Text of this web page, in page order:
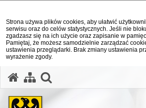
Strona używa plików cookies, aby ułatwić
serwisu oraz do celów statystycznych. Jeśli nie
zgadzasz się na ich użycie oraz zapisanie w
Pamiętaj, że możesz samodzielnie zarządzać
ustawienia przeglądarki. Brak zmiany ustawienia
wyrażenie zgody.